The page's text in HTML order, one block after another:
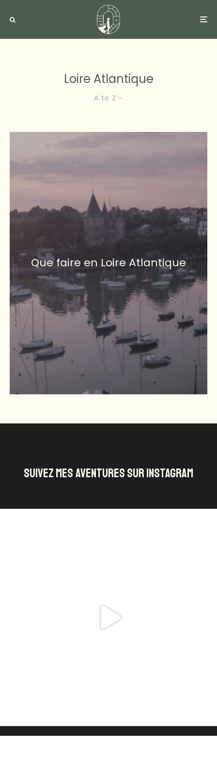
Loire Atlantique
A to Z
Que faire en Loire Atlantique
SUIVEZ MES AVENTURES SUR INSTAGRAM